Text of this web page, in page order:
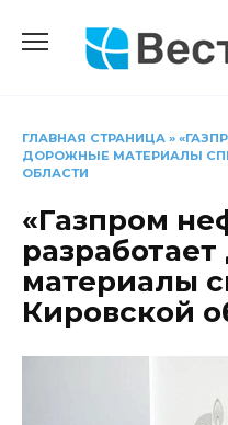
содержанию
ГЛАВНАЯ СТРАНИЦА »
ДОРОЖНЫЕ МАТЕРИАЛЫ
ОБЛАСТИ
«Газпром
материалы
Кировской